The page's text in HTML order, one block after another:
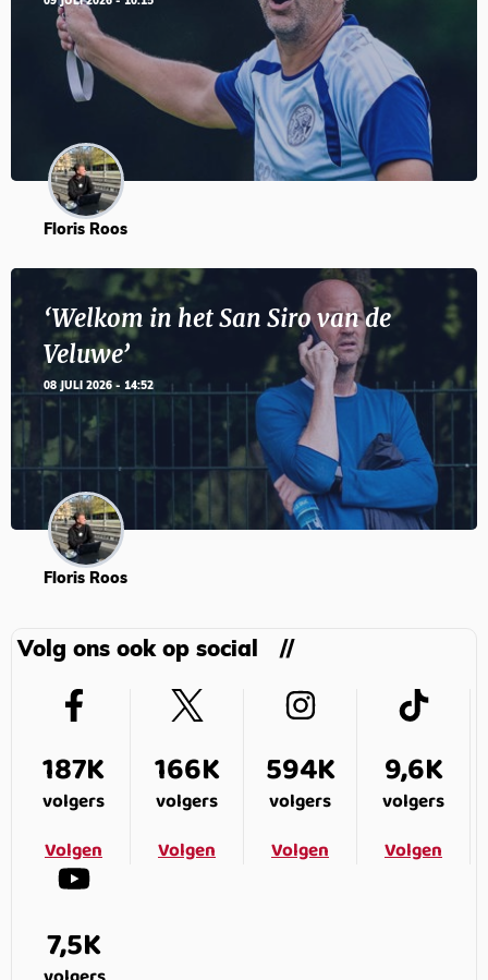
Floris Roos
‘Welkom in het San Siro van de
Veluwe’
08 JULI 2026 - 14:52
Floris Roos
Volg ons ook op social
187K
volgers
Volgen
166K
volgers
Volgen
594K
volgers
Volgen
9,6K
volgers
Volgen
7,5K